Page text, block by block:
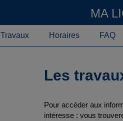
MA
Travaux Horaires FAQ
Les
Pour accéder aux
intéresse : vous